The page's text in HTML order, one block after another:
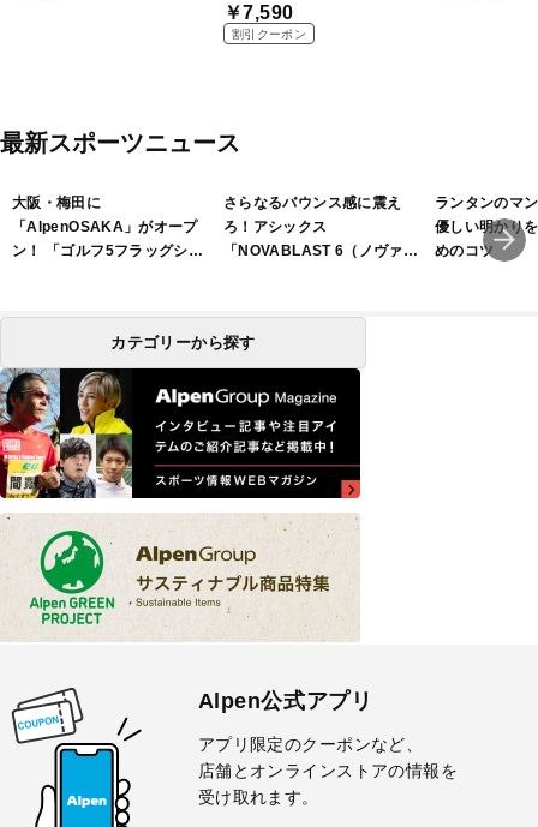
￥7,590
割引クーポン
最新スポーツニュース
大阪・梅田に
「AlpenOSAKA」がオープ
ン！ 「ゴルフ5フラッグシッ
さらなるバウンス感に震え
ろ！アシックス
「NOVABLAST 6（ノヴァブ
ランタンのマ
優しい明かり
めのコツ
カテゴリーから探す
Alpen公式アプリ
アプリ限定のクーポンなど、
店舗とオンラインストアの情報を
受け取れます。